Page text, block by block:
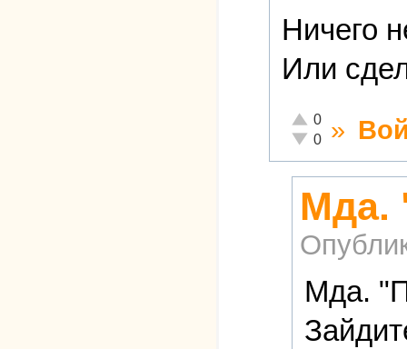
Ничего
Или
Отлично!
0
Неадекватно!
0 »
Мда.
Мда.